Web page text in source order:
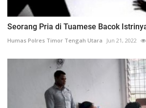
Seorang Pria di Tuamese Bacok
Humas Polres Timor Tengah Utara Jun 21, 2022